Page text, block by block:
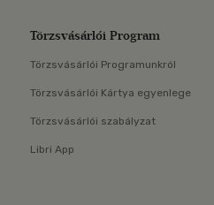
Törzsvásárlói Program
Törzsvásárlói Programunkról
Törzsvásárlói Kártya egyenlege
Törzsvásárlói szabályzat
Libri App